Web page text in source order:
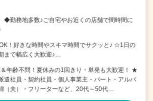
勤務地多数♪ご自宅やお近くの店舗で間時間に
！好きな時間やスキマ時間でサクッと♪ ☆1日の
まで幅広く大歓迎♪…
年齢不問！夏休みの1回きり・単発も大歓迎！ ★
遣社員・契約社員・個人事業主・パート・アルバ
（夫）・フリーターなど、20代～50代…